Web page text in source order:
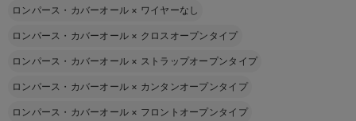
ロンパース・カバーオール × ワイヤーなし
ロンパース・カバーオール × クロスオープンタイプ
ロンパース・カバーオール × ストラップオープンタイプ
ロンパース・カバーオール × カンタンオープンタイプ
ロンパース・カバーオール × フロントオープンタイプ